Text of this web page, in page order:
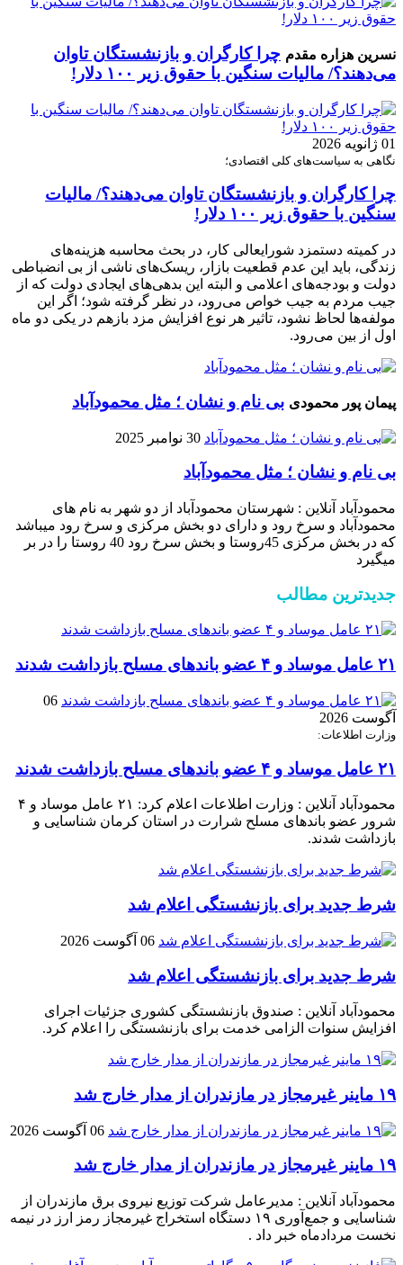
نسرین هزاره مقدم چرا کارگران و بازنشستگان تاوان
می‌دهند؟/ مالیات سنگین با حقوق زیر ۱۰۰ دلار!
01 ژانویه 2026
نگاهی به سیاست‌های کلی اقتصادی؛
چرا کارگران و بازنشستگان تاوان می‌دهند؟/ مالیات
سنگین با حقوق زیر ۱۰۰ دلار!
در کمیته دستمزد شورایعالی کار، در بحث محاسبه هزینه‌های
زندگی، باید این عدم قطعیت بازار، ریسک‌های ناشی از بی انضباطی
دولت و بودجه‌های اعلامی و البته این بدهی‌های ایجادی دولت که از
جیب مردم به جیب خواص می‌رود، در نظر گرفته شود؛ اگر این
مولفه‌ها لحاظ نشود، تاثیر هر نوع افزایش مزد بازهم در یکی دو ماه
اول از بین می‌رود.
پیمان پور محمودی بی نام و نشان ؛ مثل محمودآباد
30 نوامبر 2025
بی نام و نشان ؛ مثل محمودآباد
محمودآباد آنلاین : شهرستان محمودآباد از دو شهر به نام های
محمودآباد و ‌سرخ رود و دارای دو بخش مرکزی و سرخ رود میباشد
که در بخش مرکزی 45روستا و بخش سرخ رود 40 روستا را در بر
میگیرد
جدیدترین مطالب
۲۱ عامل موساد و ۴ عضو باند‌های مسلح بازداشت شدند
06
آگوست 2026
وزارت اطلاعات:
۲۱ عامل موساد و ۴ عضو باند‌های مسلح بازداشت شدند
محمودآباد آنلاین : وزارت اطلاعات اعلام کرد: ۲۱ عامل موساد و ۴
شرور عضو باند‌های مسلح شرارت در استان کرمان شناسایی و
بازداشت شدند.
شرط جدید برای بازنشستگی اعلام شد
06 آگوست 2026
شرط جدید برای بازنشستگی اعلام شد
محمودآباد آنلاین : صندوق بازنشستگی کشوری جزئیات اجرای
افزایش سنوات الزامی خدمت برای بازنشستگی را اعلام کرد.
۱۹ ماینر غیرمجاز در مازندران از مدار خارج شد
06 آگوست 2026
۱۹ ماینر غیرمجاز در مازندران از مدار خارج شد
محمودآباد آنلاین : مدیرعامل شرکت توزیع نیروی برق مازندران از
شناسایی و جمع‌آوری ۱۹ دستگاه استخراج غیرمجاز رمز ارز در نیمه
نخست مردادماه خبر داد .